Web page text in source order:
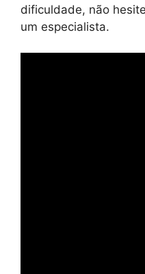
dificuldade, não
um especialista.